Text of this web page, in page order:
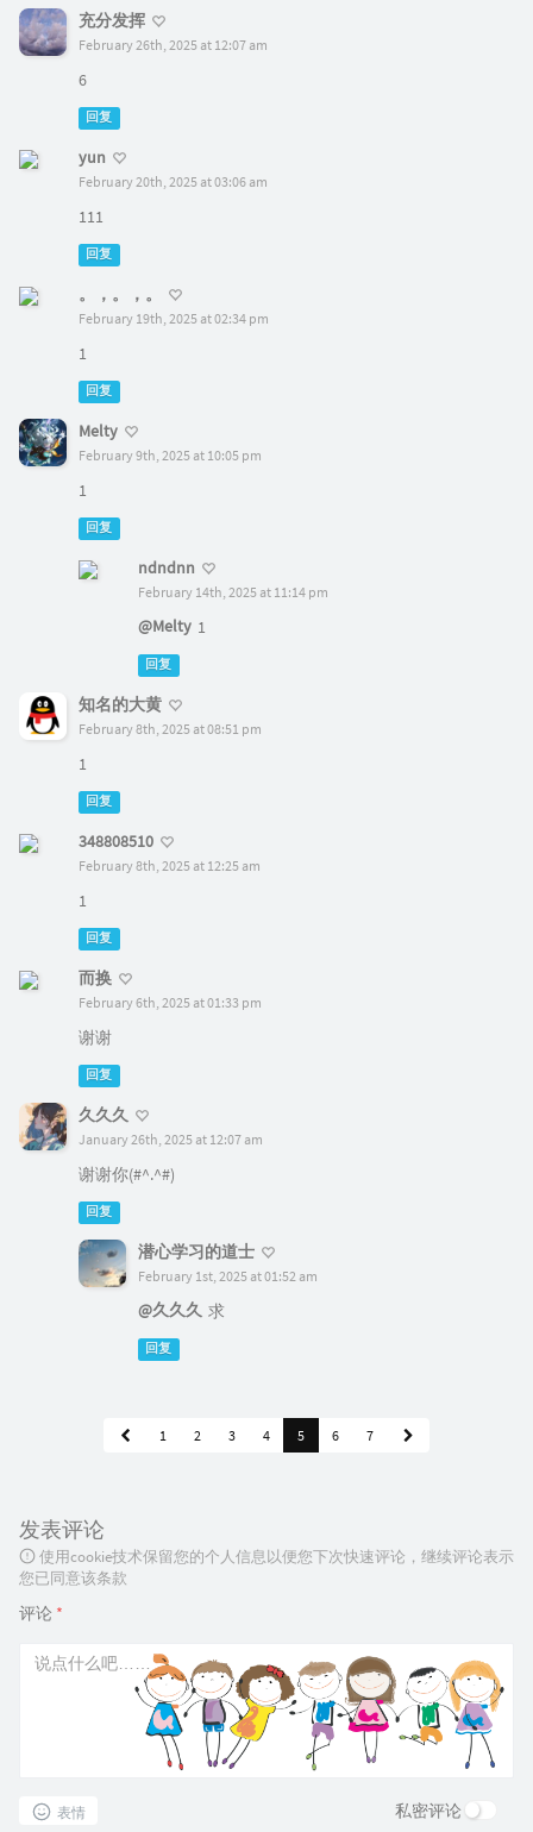
充分发挥
February 26th, 2025 at 12:07 am
6
回复
yun
February 20th, 2025 at 03:06 am
111
回复
。，。，。
February 19th, 2025 at 02:34 pm
1
回复
Melty
February 9th, 2025 at 10:05 pm
1
回复
ndndnn
February 14th, 2025 at 11:14 pm
@Melty 1
回复
知名的大黄
February 8th, 2025 at 08:51 pm
1
回复
348808510
February 8th, 2025 at 12:25 am
1
回复
而换
February 6th, 2025 at 01:33 pm
谢谢
回复
久久久
January 26th, 2025 at 12:07 am
谢谢你(#^.^#)
回复
潜心学习的道士
February 1st, 2025 at 01:52 am
@久久久 求
回复
1 2 3 4 5 6 7
发表评论
使用cookie技术保留您的个人信息以便您下次快速评论，继续评论表示
您已同意该条款
评论 *
表情 私密评论